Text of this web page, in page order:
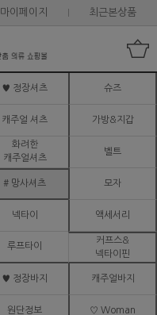
마이페이지 최근본상품
♥ 정장셔츠 슈즈
캐주얼 셔츠 가방&지갑
화려한
캐주얼셔츠
벨트
# 망사셔츠 모자
넥타이 액세서리
루프타이
커프스&
넥타이핀
♥ 정장바지 캐주얼바지
원단정보 ♡ Woman